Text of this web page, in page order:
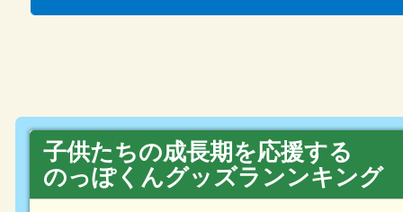
子供たちの成長期を応援する
のっぽくんグッズランンキング